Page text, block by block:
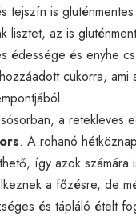
tejszín is
lisztet, az is
édessége és enyhe
cukorra, ami
a retekleves
. A rohanó
így azok számára
a főzésre, de
és tápláló ételt